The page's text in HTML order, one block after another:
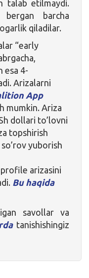
talab etilmaydi.
barcha
qiladilar.
“early
esa 4-
Arizalarni
App
mumkin. Ariza
dollari to’lovni
topshirish
yuborish
profile arizasini
Bu haqida
savollar va
tanishishingiz